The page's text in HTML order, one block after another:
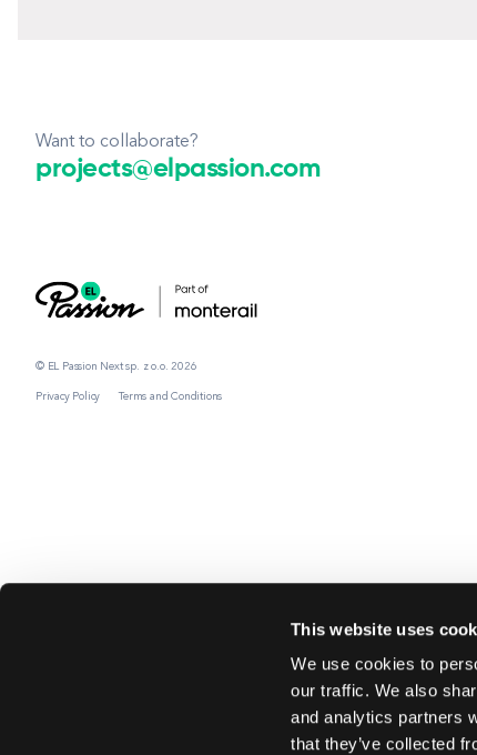
This website uses
We use cookies to
our traffic. We also
and analytics partners
that they’ve collected
Want to collaborate?
projects@elpassion.com
© EL Passion Next sp. z o.o. 2026
Privacy Policy Terms and Conditions